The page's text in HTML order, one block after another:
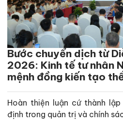
Bước chuyển dịch từ
2026: Kinh tế tư nhân
mệnh đồng kiến tạo
Hoàn thiện luận cứ thành
định trong quản trị và chính